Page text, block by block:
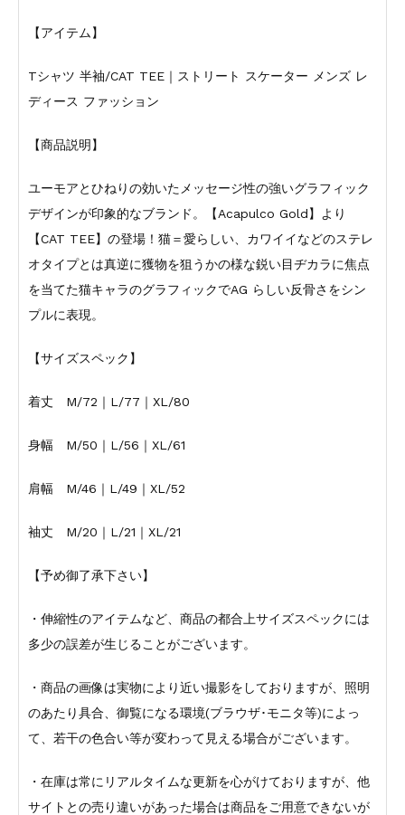
【アイテム】
Tシャツ 半袖/CAT TEE｜ストリート スケーター メンズ レ
ディース ファッション
【商品説明】
ユーモアとひねりの効いたメッセージ性の強いグラフィック
デザインが印象的なブランド。【Acapulco Gold】より
【CAT TEE】の登場！猫＝愛らしい、カワイイなどのステレ
オタイプとは真逆に獲物を狙うかの様な鋭い目ヂカラに焦点
を当てた猫キャラのグラフィックでAG らしい反骨さをシン
プルに表現。
【サイズスペック】
着丈 M/72｜L/77｜XL/80
身幅 M/50｜L/56｜XL/61
肩幅 M/46｜L/49｜XL/52
袖丈 M/20｜L/21｜XL/21
【予め御了承下さい】
・伸縮性のアイテムなど、商品の都合上サイズスペックには
多少の誤差が生じることがございます。
・商品の画像は実物により近い撮影をしておりますが、照明
のあたり具合、御覧になる環境(ブラウザ･モニタ等)によっ
て、若干の色合い等が変わって見える場合がございます。
・在庫は常にリアルタイムな更新を心がけておりますが、他
サイトとの売り違いがあった場合は商品をご用意できないが